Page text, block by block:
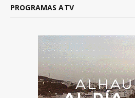
PROGRAMAS ATV